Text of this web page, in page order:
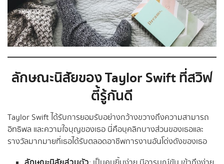
ลักษณะนิสัยของ Taylor Swift ที่สวิฟ
ตี้รู้กันดี
Taylor Swift ได้รับการยอมรับอย่างกว้างขวางถึงความสามารถ
อิทธิพล และความใจบุญของเธอ นี่คือบุคลิกบางส่วนของเธอและ
รางวัลมากมายที่เธอได้รับตลอดอาชีพการงานอันโด่งดังของเธอ